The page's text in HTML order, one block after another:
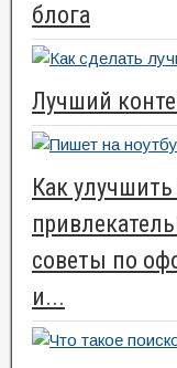
блога
Лучший
Как
советы по
и...